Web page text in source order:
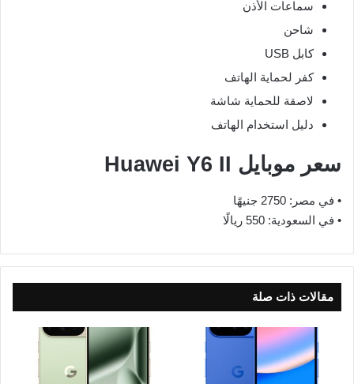
سماعات الأذن
شاحن
كابل USB
كفر لحماية الهاتف
لاصقة للحماية شاشة
دليل استخدام الهاتف
سعر موبايل Huawei Y6 II
• في مصر: 2750 جنيهًا
• في السعودية: 550 ريالًا
مقالات ذات صلة